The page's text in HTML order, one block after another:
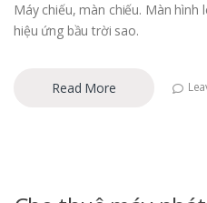
Máy chiếu, màn chiếu. Màn hình
hiệu ứng bầu trời sao.
Read More